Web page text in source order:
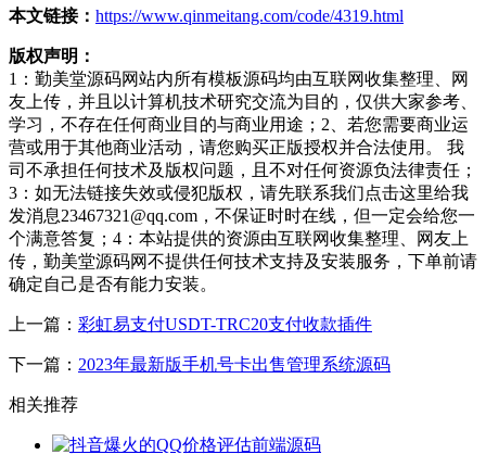
本文链接： https://www.qinmeitang.com/code/4319.html
版权声明：
1：勤美堂源码网站内所有模板源码均由互联网收集整理、网
友上传，并且以计算机技术研究交流为目的，仅供大家参考、
学习，不存在任何商业目的与商业用途；2、若您需要商业运
营或用于其他商业活动，请您购买正版授权并合法使用。 我
司不承担任何技术及版权问题，且不对任何资源负法律责任；
3：如无法链接失效或侵犯版权，请先联系我们点击这里给我
发消息23467321@qq.com，不保证时时在线，但一定会给您一
个满意答复；4：本站提供的资源由互联网收集整理、网友上
传，勤美堂源码网不提供任何技术支持及安装服务，下单前请
确定自己是否有能力安装。
上一篇： 彩虹易支付USDT-TRC20支付收款插件
下一篇： 2023年最新版手机号卡出售管理系统源码
相关推荐